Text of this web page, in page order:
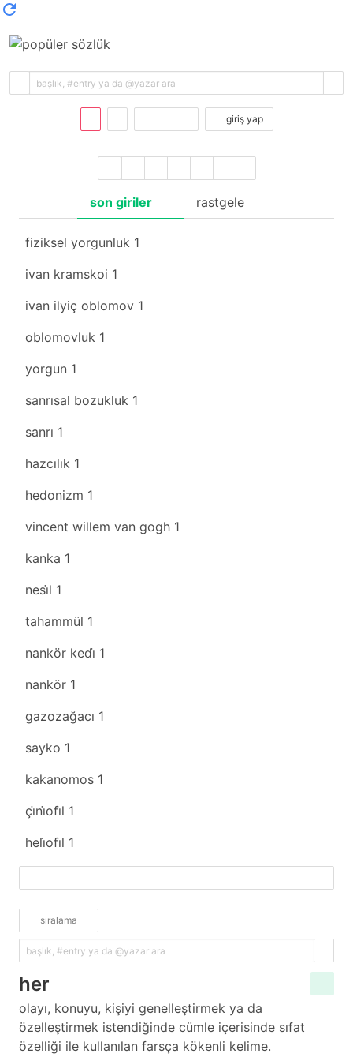
giriş yap
son giriler rastgele
fiziksel yorgunluk 1
ivan kramskoi 1
ivan ilyiç oblomov 1
oblomovluk 1
yorgun 1
sanrısal bozukluk 1
sanrı 1
hazcılık 1
hedonizm 1
vincent willem van gogh 1
kanka 1
nesi̇l 1
tahammül 1
nankör kedi̇ 1
nankör 1
gazozağacı 1
sayko 1
kakanomos 1
çi̇ni̇ofi̇l 1
heli̇ofi̇l 1
sıralama
her
olayı, konuyu, kişiyi genelleştirmek ya da
özelleştirmek istendiğinde cümle içerisinde sıfat
özelliği ile kullanılan farsça kökenli kelime.